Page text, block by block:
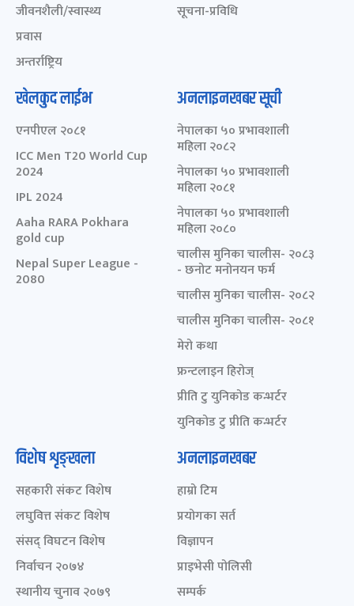
जीवनशैली/स्वास्थ्य
प्रवास
अन्तर्राष्ट्रिय
सूचना-प्रविधि
खेलकुद लाईभ
एनपीएल २०८१
ICC Men T20 World Cup
2024
IPL 2024
Aaha RARA Pokhara
gold cup
Nepal Super League -
2080
अनलाइनखबर सूची
नेपालका ५० प्रभावशाली
महिला २०८२
नेपालका ५० प्रभावशाली
महिला २०८१
नेपालका ५० प्रभावशाली
महिला २०८०
चालीस मुनिका चालीस- २०८३
- छनोट मनोनयन फर्म
चालीस मुनिका चालीस- २०८२
चालीस मुनिका चालीस- २०८१
मेरो कथा
फ्रन्टलाइन हिरोज्
प्रीति टु युनिकोड कन्भर्टर
युनिकोड टु प्रीति कन्भर्टर
विशेष शृङ्खला
सहकारी संकट विशेष
लघुवित्त संकट विशेष
संसद् विघटन विशेष
निर्वाचन २०७४
स्थानीय चुनाव २०७९
अनलाइनखबर
हाम्रो टिम
प्रयोगका सर्त
विज्ञापन
प्राइभेसी पोलिसी
सम्पर्क